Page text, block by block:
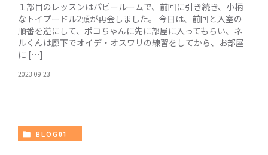
１部目のレッスンはパピールームで、前回に引き続き、小柄
なトイプードル2頭が再会しました。 今日は、前回と入室の
順番を逆にして、ポコちゃんに先に部屋に入ってもらい、ネ
ルくんは廊下でオイデ・オスワリの練習をしてから、お部屋
に […]
2023.09.23
BLOG01